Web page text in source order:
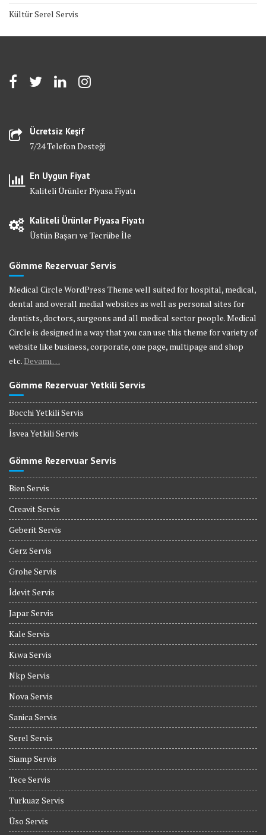
Kültür Serel Servis
Ücretsiz Keşif
7/24 Telefon Desteği
En Uygun Fiyat
Kaliteli Ürünler Piyasa Fiyatı
Kaliteli Ürünler Piyasa Fiyatı
Üstün Başarı ve Tecrübe İle
Gömme Rezervuar Servis
Medical Circle WordPress Theme well suited for hospital, medical,
dental and overall medial websites as well as personal sites for
dentists, doctors, surgeons and all medical sector people. Medical
Circle is designed in a way that you can use this theme for variety of
website like business, corporate, one page, multipage and shop
etc. Devamı…
Gömme Rezervuar Yetkili Servis
Bocchi Yetkili Servis
İsvea Yetkili Servis
Gömme Rezervuar Servis
Bien Servis
Creavit Servis
Geberit Servis
Gerz Servis
Grohe Servis
İdevit Servis
Japar Servis
Kale Servis
Kıwa Servis
Nkp Servis
Nova Servis
Sanica Servis
Serel Servis
Siamp Servis
Tece Servis
Turkuaz Servis
Üso Servis